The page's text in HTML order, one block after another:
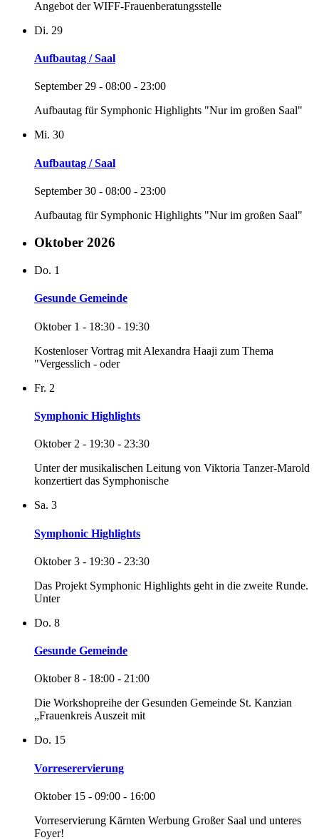
Angebot der WIFF-Frauenberatungsstelle
Di. 29
Aufbautag / Saal
September 29 - 08:00 - 23:00
Aufbautag für Symphonic Highlights "Nur im großen Saal"
Mi. 30
Aufbautag / Saal
September 30 - 08:00 - 23:00
Aufbautag für Symphonic Highlights "Nur im großen Saal"
Oktober 2026
Do. 1
Gesunde Gemeinde
Oktober 1 - 18:30 - 19:30
Kostenloser Vortrag mit Alexandra Haaji zum Thema
"Vergesslich - oder
Fr. 2
Symphonic Highlights
Oktober 2 - 19:30 - 23:30
Unter der musikalischen Leitung von Viktoria Tanzer-Marold
konzertiert das Symphonische
Sa. 3
Symphonic Highlights
Oktober 3 - 19:30 - 23:30
Das Projekt Symphonic Highlights geht in die zweite Runde.
Unter
Do. 8
Gesunde Gemeinde
Oktober 8 - 18:00 - 21:00
Die Workshopreihe der Gesunden Gemeinde St. Kanzian
„Frauenkreis Auszeit mit
Do. 15
Vorreserervierung
Oktober 15 - 09:00 - 16:00
Vorreservierung Kärnten Werbung Großer Saal und unteres
Foyer!